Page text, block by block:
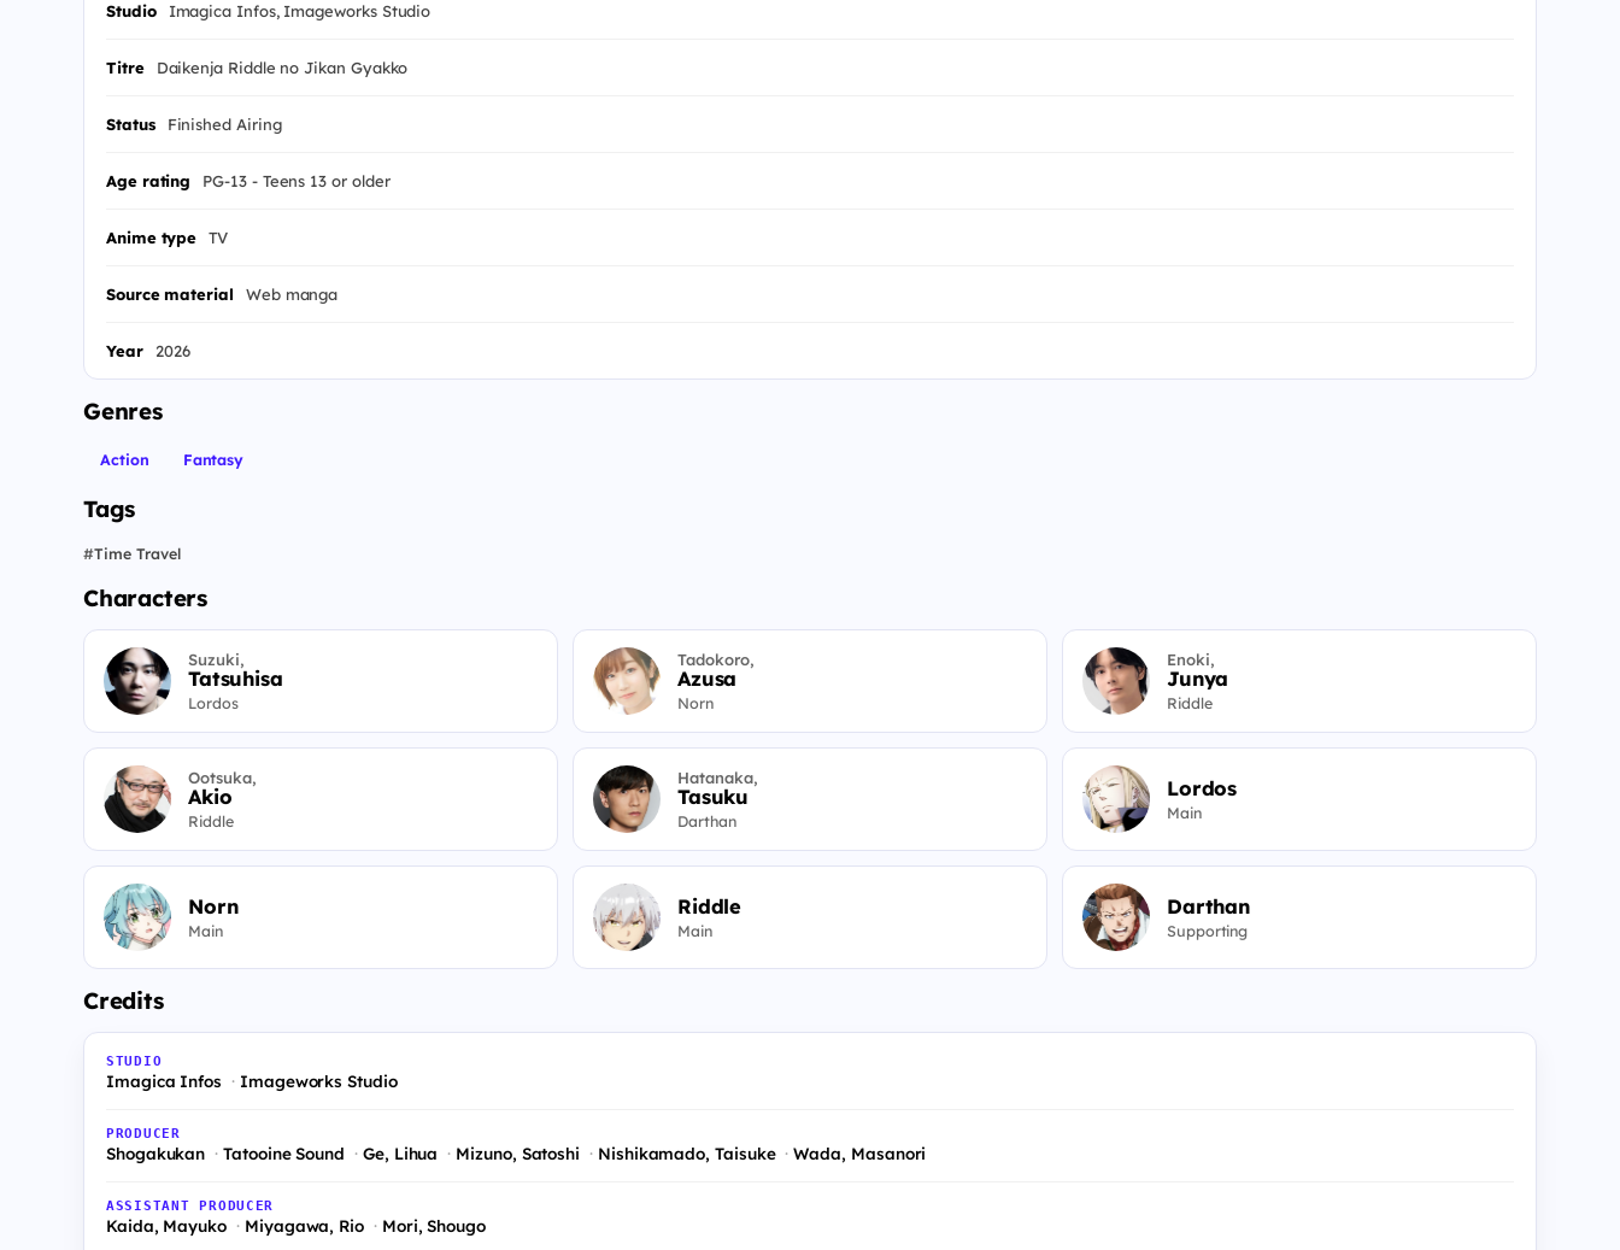
Studio Imagica Infos, Imageworks Studio
Titre Daikenja Riddle no Jikan Gyakko
Status Finished Airing
Age rating PG-13 - Teens 13 or older
Anime type TV
Source material Web manga
Year 2026
Genres
Action Fantasy
Tags
#Time Travel
Characters
Suzuki,
Tatsuhisa
Lordos
Tadokoro,
Azusa
Norn
Enoki,
Junya
Riddle
Ootsuka,
Akio
Riddle
Hatanaka,
Tasuku
Darthan
Lordos
Main
Norn
Main
Riddle
Main
Darthan
Supporting
Credits
STUDIO
Imagica Infos Imageworks Studio
PRODUCER
Shogakukan Tatooine Sound Ge, Lihua Mizuno, Satoshi Nishikamado, Taisuke Wada, Masanori
ASSISTANT PRODUCER
Kaida, Mayuko Miyagawa, Rio Mori, Shougo